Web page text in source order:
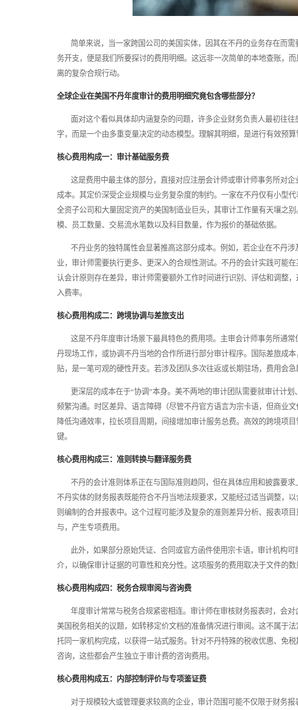
简单来说，当一家跨国公司的美国实体，因其在不丹的业务存在而需
务开支，便是我们所要探讨的费用明细。这远非一次简单的本地查账，
离的复杂合规行动。
全球企业在美国不丹年度审计的费用明细究竟包含哪些部分？
面对这个看似具体却内涵复杂的问题，许多企业财务负责人最初往往
字，而是一个由多重变量决定的动态模型。理解其明细，是进行有效预算
核心费用构成一：审计基础服务费
这是费用中最主体的部分，直接对应注册会计师或审计师事务所对企
成本。其定价深受企业规模与业务复杂度的制约。一家在不丹仅有小型
全资子公司和大量固定资产的美国制造业巨头，其审计工作量有天壤之
模、员工数量、交易流水笔数以及科目数量，作为报价的基础依据。
不丹业务的独特属性会显著推高这部分成本。例如，若企业在不丹涉
业，审计师需要执行更多、更深入的合规性测试。不丹的会计实践可能
认会计原则存在差异，审计师需要额外工作时间进行识别、评估和调整
入费率。
核心费用构成二：跨境协调与差旅支出
这是不丹年度审计场景下最具特色的费用项。主审会计师事务所通常
丹现场工作，或协调不丹当地的合作所进行部分审计程序。国际差旅成
贴，是一笔可观的硬性开支。若涉及团队多次往返或长期驻场，费用会急
更深层的成本在于“协调”本身。美不两地的审计团队需要就审计计划
频繁沟通。时区差异、语言障碍（尽管不丹官方语言为宗卡语，但商业
降低沟通效率，拉长项目周期，间接增加审计服务总费。高效的跨境项
键。
核心费用构成三：准则转换与翻译服务费
不丹的会计准则体系正在与国际准则趋同，但在具体应用和披露要求
不丹实体的财务报表既能符合不丹当地法规要求，又能经过适当调整，
则编制的合并报表中。这个过程可能涉及复杂的准则差异分析、报表项
与，产生专项费用。
此外，如果部分原始凭证、合同或官方函件使用宗卡语，审计机构可
介，以确保审计证据的可靠性和充分性。这项服务的费用取决于文件的数
核心费用构成四：税务合规审阅与咨询费
年度审计常常与税务合规紧密相连。审计师在审核财务报表时，会对
美国税务相关的议题，如转移定价文档的准备情况进行审阅。这不属于
托同一家机构完成，以获得一站式服务。针对不丹特殊的税收优惠、免
咨询，这些都会产生独立于审计费的咨询费用。
核心费用构成五：内部控制评价与专项鉴证费
对于规模较大或管理要求较高的企业，审计范围可能不仅限于财务报